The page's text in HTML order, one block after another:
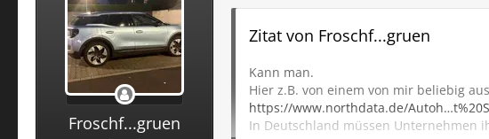
Froschf...gruen
Zitat von Froschf...gruen
Kann man.
Hier z.B. von einem von mir beliebig
https://www.northdata.de/
In Deutschland müssen Unternehmen